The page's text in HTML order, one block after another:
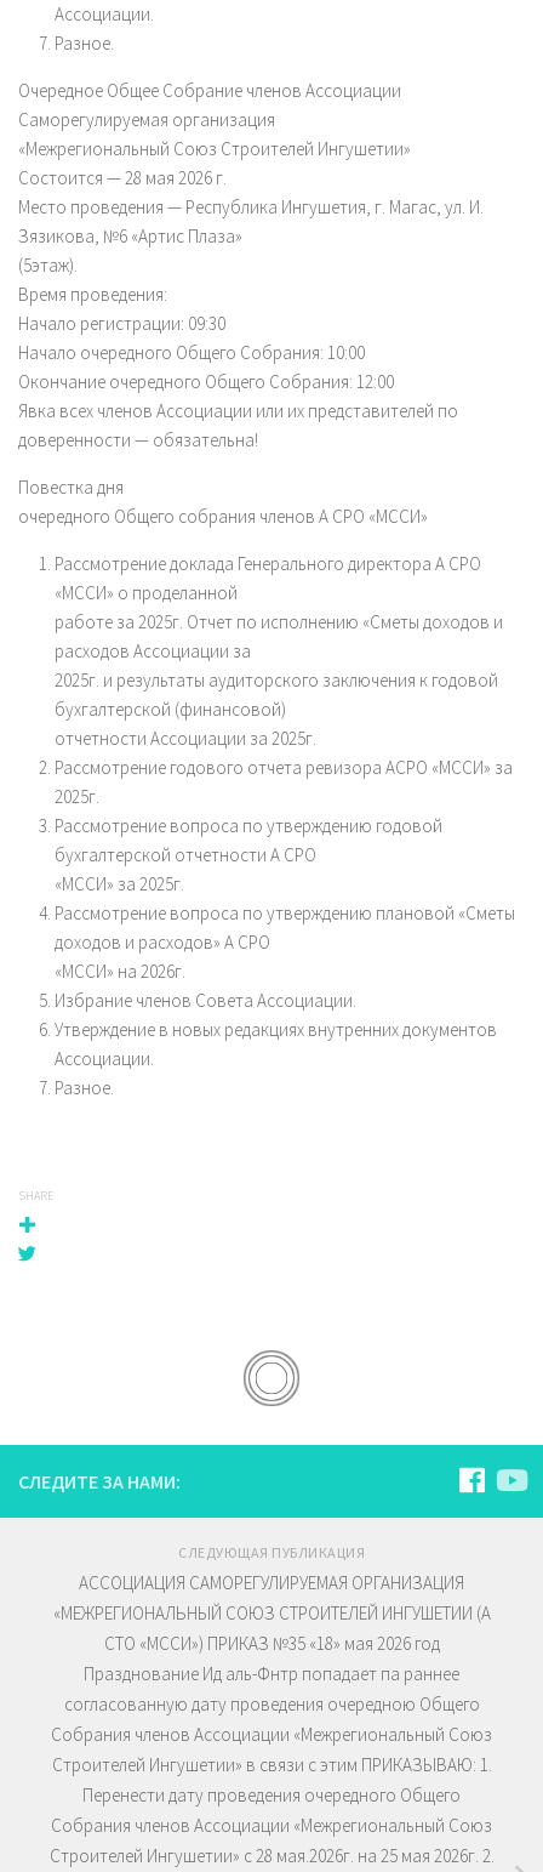
Ассоциации.
Разное.
Очередное Общее Собрание членов Ассоциации
Саморегулируемая организация
«Межрегиональный Союз Строителей Ингушетии»
Состоится — 28 мая 2026 г.
Место проведения — Республика Ингушетия, г. Магас, ул. И.
Зязикова, №6 «Артис Плаза»
(5этаж).
Время проведения:
Начало регистрации: 09:30
Начало очередного Общего Собрания: 10:00
Окончание очередного Общего Собрания: 12:00
Явка всех членов Ассоциации или их представителей по
доверенности — обязательна!
Повестка дня
очередного Общего собрания членов А СРО «МССИ»
Рассмотрение доклада Генерального директора А СРО
«МССИ» о проделанной
работе за 2025г. Отчет по исполнению «Сметы доходов и
расходов Ассоциации за
2025г. и результаты аудиторского заключения к годовой
бухгалтерской (финансовой)
отчетности Ассоциации за 2025г.
Рассмотрение годового отчета ревизора АСРО «МССИ» за
2025г.
Рассмотрение вопроса по утверждению годовой
бухгалтерской отчетности А СРО
«МССИ» за 2025г.
Рассмотрение вопроса по утверждению плановой «Сметы
доходов и расходов» А СРО
«МССИ» на 2026г.
Избрание членов Совета Ассоциации.
Утверждение в новых редакциях внутренних документов
Ассоциации.
Разное.
SHARE
СЛЕДИТЕ ЗА НАМИ:
СЛЕДУЮЩАЯ ПУБЛИКАЦИЯ
АССОЦИАЦИЯ САМОРЕГУЛИРУЕМАЯ ОРГАНИЗАЦИЯ
«МЕЖРЕГИОНАЛЬНЫЙ СОЮЗ СТРОИТЕЛЕЙ ИНГУШЕТИИ (А
СТО «МССИ») ПРИКАЗ №35 «18» мая 2026 год
Празднование Ид аль-Фнтр попадает па раннее
согласованную дату проведения очередною Общего
Собрания членов Ассоциации «Межрегиональный Союз
Строителей Ингушетии» в связи с этим ПРИКАЗЫВАЮ: 1.
Перенести дату проведения очередного Общего
Собрания членов Ассоциации «Межрегиональный Союз
Строителей Ингушетии» с 28 мая.2026г. на 25 мая 2026г. 2.